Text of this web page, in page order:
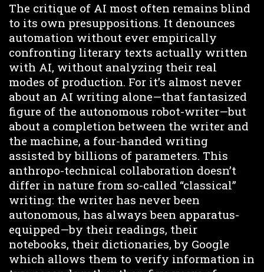
The critique of AI most often remains blind
to its own presuppositions. It denounces
automation without ever empirically
confronting literary texts actually written
with AI, without analyzing their real
modes of production. For it’s almost never
about an AI writing alone—that fantasized
figure of the autonomous robot-writer—but
about a completion between the writer and
the machine, a four-handed writing
assisted by billions of parameters. This
anthropo-technical collaboration doesn’t
differ in nature from so-called “classical”
writing: the writer has never been
autonomous, has always been apparatus-
equipped—by their readings, their
notebooks, their dictionaries, by Google
which allows them to verify information in